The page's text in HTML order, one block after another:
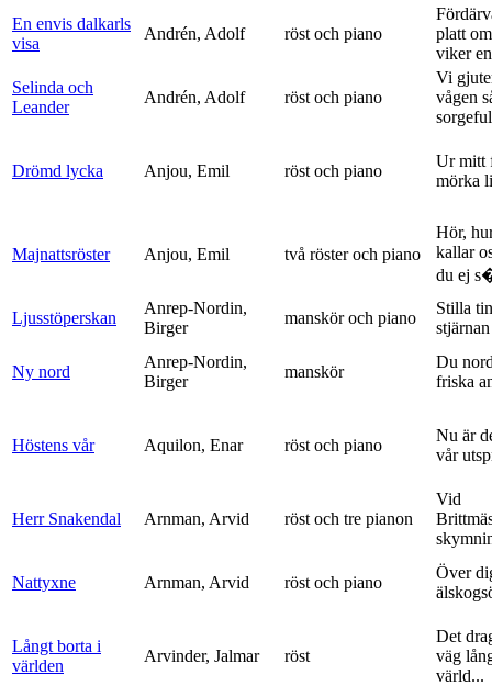
En envis dalkarls
visa
Andrén, Adolf röst och piano
platt
viker
Selinda och
Leander
Andrén, Adolf röst och piano
Vi
vågen
Drömd lycka Anjou, Emil röst och piano
Ur mitt
mörka
Majnattsröster Anjou, Emil två röster och piano
Hör,
kallar
du ej
Ljusstöperskan
Anrep-Nordin,
Birger
manskör och piano
Stilla
stjärnan
Ny nord
Anrep-Nordin,
Birger
manskör
Du
friska
Höstens vår Aquilon, Enar röst och piano
Nu är
vår
Herr Snakendal Arnman, Arvid röst och tre pianon
Vid
Nattyxne Arnman, Arvid röst och piano
Över
Långt borta i
världen
Arvinder, Jalmar röst
Det
väg
värld...